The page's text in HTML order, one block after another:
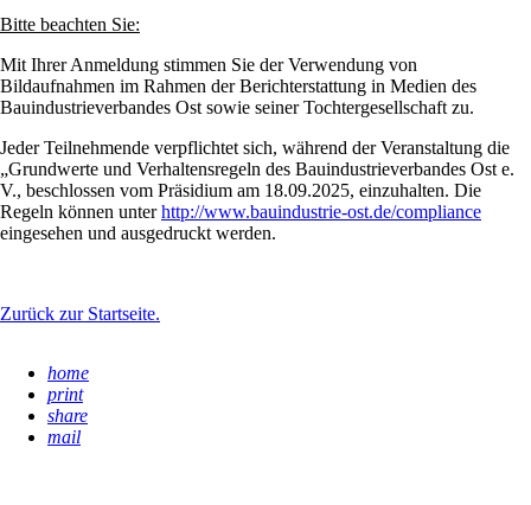
Bitte beachten Sie:
Mit Ihrer Anmeldung stimmen Sie der Verwendung von
Bildaufnahmen im Rahmen der Berichterstattung in Medien des
Bauindustrieverbandes Ost sowie seiner Tochtergesellschaft zu.
Jeder Teilnehmende verpflichtet sich, während der Veranstaltung die
„Grundwerte und Verhaltensregeln des Bauindustrieverbandes Ost e.
V., beschlossen vom Präsidium am 18.09.2025, einzuhalten. Die
Regeln können unterhttp://www.bauindustrie-ost.de/compliance
eingesehen und ausgedruckt werden.
Zurück zur Startseite.
home
print
share
mail